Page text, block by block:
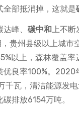
全部抵消掉，这就是
峰、 碳中和上不断
贵州县级以上城市
以上，森林覆盖率
优良率100%。2020
千瓦，清洁能源发
排放6154万吨。